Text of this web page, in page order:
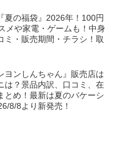
夏の福袋』2026年！100円
メや家電・ゲームも！中身
ミ・販売期間・チラシ！取
ヨンしんちゃん』販売店は
は？景品内訳、口コミ、在
とめ！最新は夏のバケーシ
8/8より新発売！